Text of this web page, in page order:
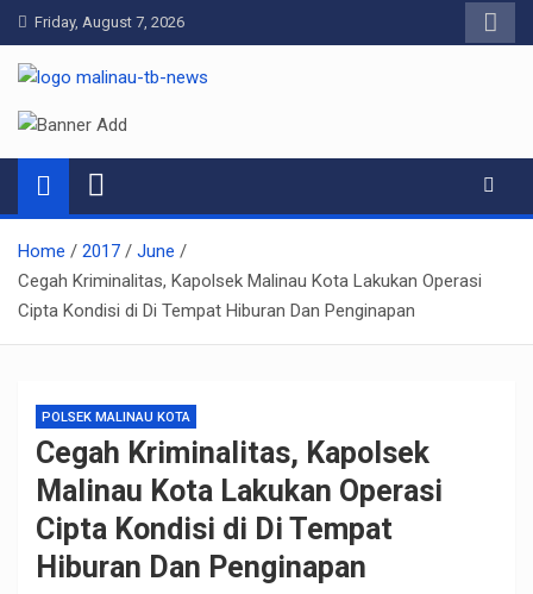
Skip
to
content
Friday, August 7, 2026
Pelangiresmalinau.com
Beranda Warta Bhayangkara
Home 2017
June
Cegah Kriminalitas, Kapolsek Malinau Kota Lakukan Operasi
Cipta Kondisi di Di Tempat Hiburan Dan Penginapan
POLSEK MALINAU KOTA
Cegah Kriminalitas, Kapolsek
Malinau Kota Lakukan Operasi
Cipta Kondisi di Di Tempat
Hiburan Dan Penginapan